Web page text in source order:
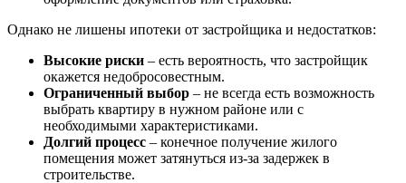
Однако не лишены ипотеки от застройщика и недостатков:
Высокие риски – есть вероятность, что застройщик
окажется недобросовестным.
Ограниченный выбор – не всегда есть возможность
выбрать квартиру в нужном районе или с
необходимыми характеристиками.
Долгий процесс – конечное получение жилого
помещения может затянуться из-за задержек в
строительстве.